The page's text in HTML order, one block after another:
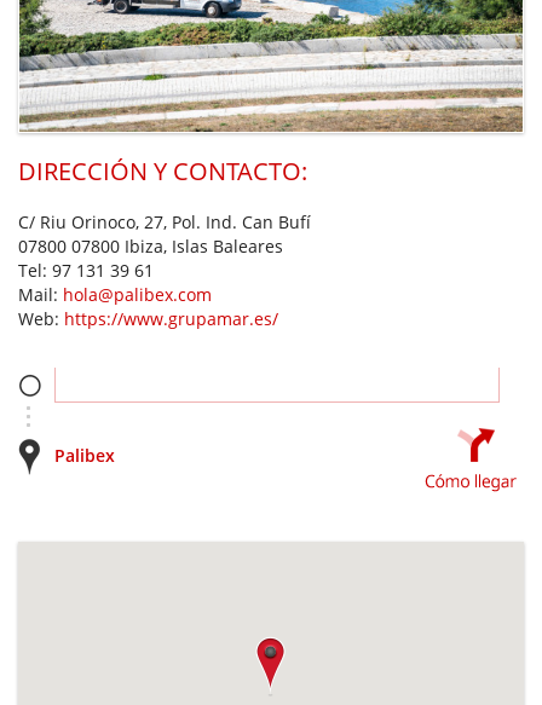
DIRECCIÓN Y CONTACTO:
C/ Riu Orinoco, 27, Pol. Ind. Can Bufí
07800 07800 Ibiza, Islas Baleares
Tel: 97 131 39 61
Mail: hola@palibex.com
Web: https://www.grupamar.es/
Palibex